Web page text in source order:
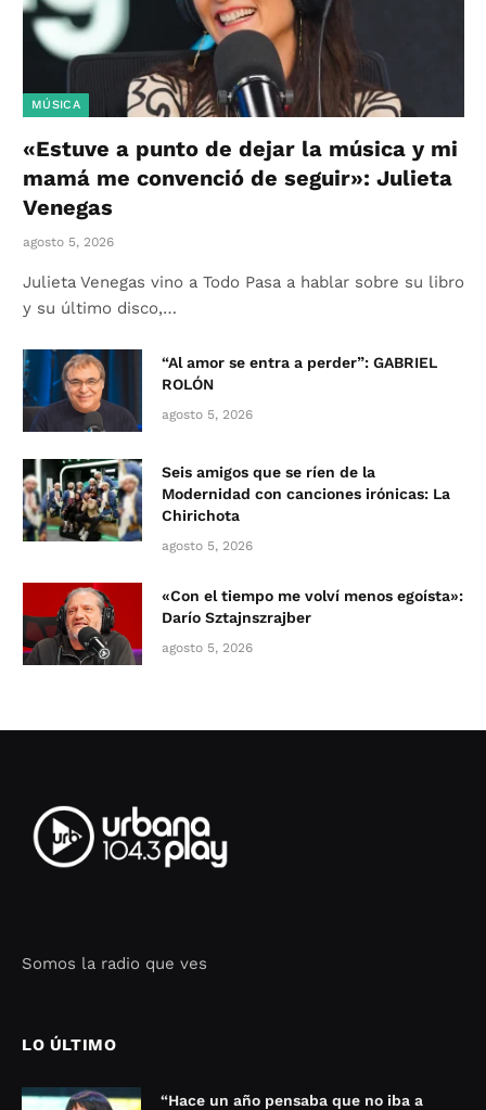
MÚSICA
«Estuve a punto de dejar la música y mi
mamá me convenció de seguir»: Julieta
Venegas
agosto 5, 2026
Julieta Venegas vino a Todo Pasa a hablar sobre su libro
y su último disco,…
“Al amor se entra a perder”: GABRIEL
ROLÓN
agosto 5, 2026
Seis amigos que se ríen de la
Modernidad con canciones irónicas: La
Chirichota
agosto 5, 2026
«Con el tiempo me volví menos egoísta»:
Darío Sztajnszrajber
agosto 5, 2026
Somos la radio que ves
LO ÚLTIMO
“Hace un año pensaba que no iba a